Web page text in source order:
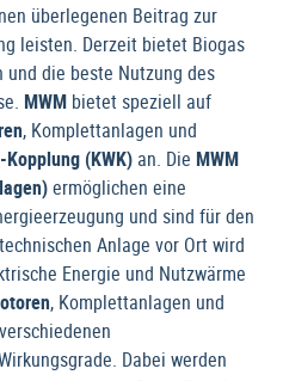
überlegenen Beitrag zur
leisten. Derzeit bietet Biogas
die beste Nutzung des
MWM bietet speziell auf
, Komplettanlagen und
(KWK) an. Die MWM
ermöglichen eine
und sind für den
Anlage vor Ort wird
Energie und Nutzwärme
, Komplettanlagen und
Dabei werden